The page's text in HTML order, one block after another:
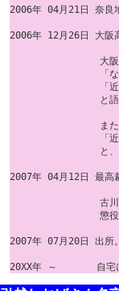
2006年 04月21日 奈良
2006年 12月26日 大阪
大阪
「な
「近
と語
また
「近
と、
2007年 04月12日 最高
古川
懲役1
2007年 07月20日 出所